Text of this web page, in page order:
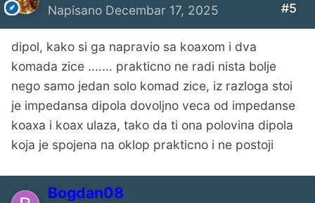
Napisano Decembar 17, 2025 #5
dipol, kako si ga napravio sa koaxom i dva
komada zice ....... prakticno ne radi nista bolje
nego samo jedan solo komad zice, iz razloga stoi
je impedansa dipola dovoljno veca od impedanse
koaxa i koax ulaza, tako da ti ona polovina dipola
koja je spojena na oklop prakticno i ne postoji
Bogdan08